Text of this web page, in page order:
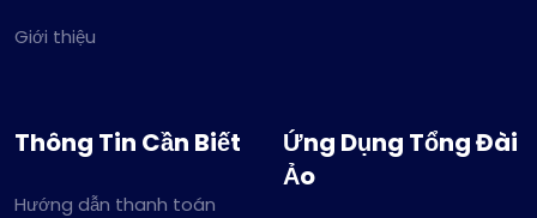
Giới thiệu
Thông Tin Cần Biết
Hướng dẫn thanh toán
Ứng Dụng Tổng Đài
Ảo